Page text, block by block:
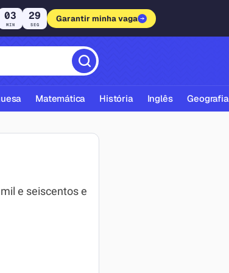
03
MIN
28
SEG
Garantir minha vaga
Matemática História Inglês Geografia
e seiscentos e